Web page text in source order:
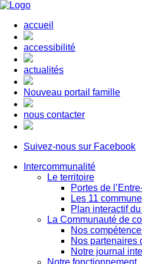
accueil
accessibilité
actualités
Nouveau portail famille
nous contacter
Suivez-nous sur Facebook
Intercommunalité
Le territoire
Portes de
Les 11
Plan interactif
La Communauté de
Nos
Nos partenaires
Notre journal
Notre fonctionnement